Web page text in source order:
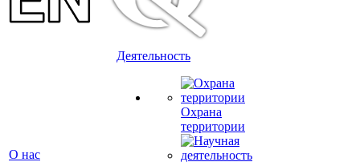
О нас
Деятельность
Охрана
территории